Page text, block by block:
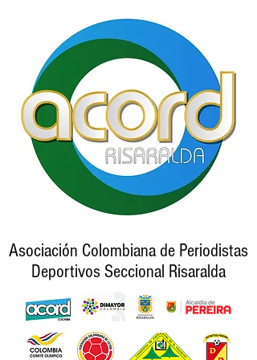
Asociación Colombiana de Periodistas
Deportivos Seccional Risaralda